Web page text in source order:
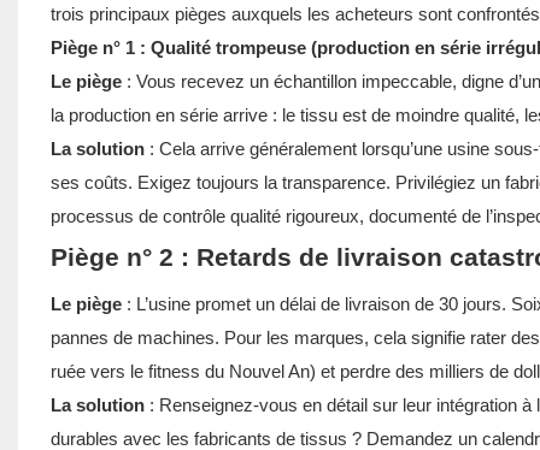
trois principaux pièges auxquels les acheteurs sont
Piège n° 1 : Qualité trompeuse (production en série
Le piège: Vous recevez un échantillon impeccable, digne
la production en série arrive : le tissu est de moindre qualité,
La solution: Cela arrive généralement lorsqu’une usine
ses coûts. Exigez toujours la transparence. Privilégiez un
processus de contrôle qualité rigoureux, documenté de
Piège n° 2 : Retards de livraison
Le piège: L’usine promet un délai de livraison de 30 jours.
pannes de machines. Pour les marques, cela signifie rater
ruée vers le fitness du Nouvel An) et perdre des milliers de
La solution: Renseignez-vous en détail sur leur intégration à
durables avec les fabricants de tissus ? Demandez un